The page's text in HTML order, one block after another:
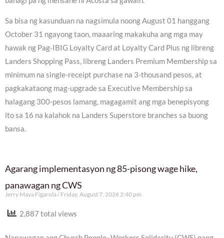
Sa bisa ng kasunduan na nagsimula noong August 01 hanggang
October 31 ngayong taon, maaaring makakuha ang mga may
hawak ng Pag-IBIG Loyalty Card at Loyalty Card Plus ng libreng
Landers Shopping Pass, libreng Landers Premium Membership sa
minimum na single-receipt purchase na 3-thousand pesos, at
pagkakataong mag-upgrade sa Executive Membership sa
halagang 300-pesos lamang, magagamit ang mga benepisyong
ito sa 16 na kalahok na Landers Superstore branches sa buong
bansa.
Agarang implementasyon ng 85-pisong wage hike,
panawagan ng CWS
Jerry Maya Figarola Friday, August 7, 2026 2:40 pm
2,887 total views